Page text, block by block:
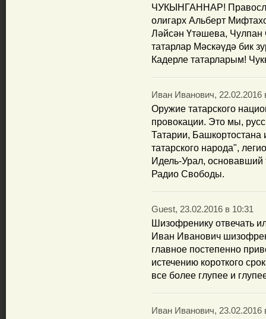
ЧУКЫНГАННАР!
олигарх Альберт
Ләйсән Үтәшева,
татарлар Мәскәүдә бик
Кадерле татарларым!
Иван Иванович, 22.02.2016
Оружие татарского
провокации. Это мы,
Татарии, Башкортостана
татарского народа",
Идель-Урал, основавший
Радио Свободы.
Guest, 23.02.2016 в 10:31
Шизофренику отвечать
Иван Иванович
главное постепенно
истечению короткого
все более глупее и
Иван Иванович, 23.02.2016